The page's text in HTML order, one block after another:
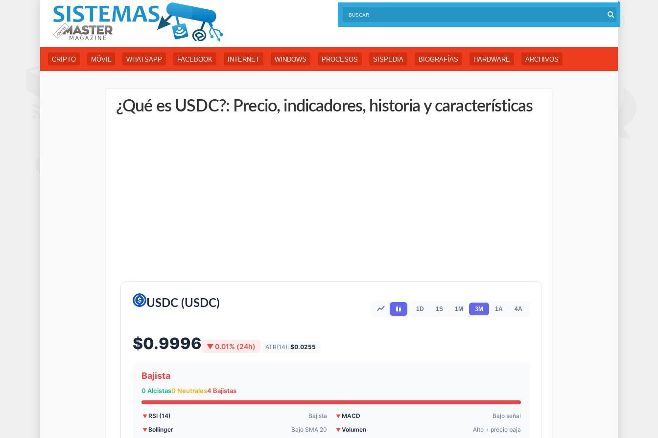
CRIPTO MÓVIL WHATSAPP FACEBOOK INTERNET WINDOWS PROCESOS SISPEDIA BIOGRAFÍAS HARDWARE ARCHIVOS
¿Qué es USDC?: Precio, indicadores, historia y características
USDC (USDC) 1D 1S 1M 3M 1A 4A
$0.9996 ▼ 0.01% (24h) ATR(14): $0.0255
Bajista
0 Alcistas0 Neutrales4 Bajistas
▼RSI (14) Bajista ▼MACD Bajo señal
▼Bollinger Bajo SMA 20 ▼Volumen Alto + precio baja